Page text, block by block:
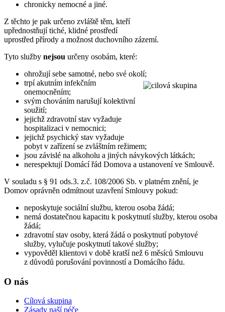
chronicky nemocné a jiné.
Z těchto je pak určeno zvláště těm, kteří
upřednostňují tiché, klidné prostředí
uprostřed přírody a možnost duchovního zázemí.
Tyto služby nejsou určeny osobám, které:
ohrožují sebe samotné, nebo své okolí;
trpí akutním infekčním
onemocněním;
svým chováním narušují kolektivní
soužití;
jejichž zdravotní stav vyžaduje
hospitalizaci v nemocnici;
jejichž psychický stav vyžaduje
pobyt v zařízení se zvláštním režimem;
jsou závislé na alkoholu a jiných návykových látkách;
nerespektují Domácí řád Domova a ustanovení ve Smlouvě.
V souladu s § 91 ods.3. z.č. 108/2006 Sb. v platném znění, je
Domov oprávněn odmítnout uzavření Smlouvy pokud:
neposkytuje sociální službu, kterou osoba žádá;
nemá dostatečnou kapacitu k poskytnutí služby, kterou osoba
žádá;
zdravotní stav osoby, která žádá o poskytnutí pobytové
služby, vylučuje poskytnutí takové služby;
vypověděl klientovi v době kratší než 6 měsíců Smlouvu
z důvodů porušování povinností a Domácího řádu.
O nás
Cílová skupina
Zásady naší péče